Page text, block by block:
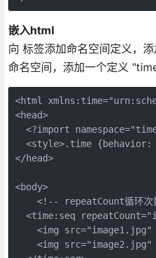
嵌入html
向 标签添加命名空间定义，
命名空间，添加一个定义
<html
<head>
<?import
<style>.time
</head>
<body>
<!-- repeatCount循环次
<time:seq
<img src="image1.jpg"
<img src="image2.jpg"